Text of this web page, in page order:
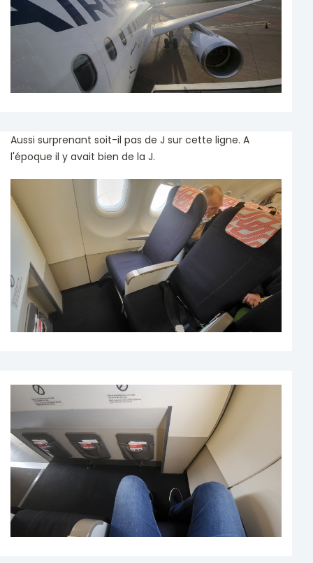
Aussi surprenant soit-il pas de J sur cette ligne. A
l'époque il y avait bien de la J.